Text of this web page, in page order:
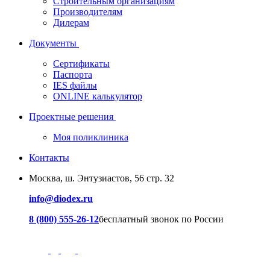
Производителям
Дилерам
Документы
Сертификаты
Паспорта
IES файлы
ONLINE калькулятор
Проектные решения
Моя поликлиника
Контакты
Москва, ш. Энтузиастов, 56 стр. 32
info@diodex.ru
8 (800) 555-26-12бесплатный звонок по России